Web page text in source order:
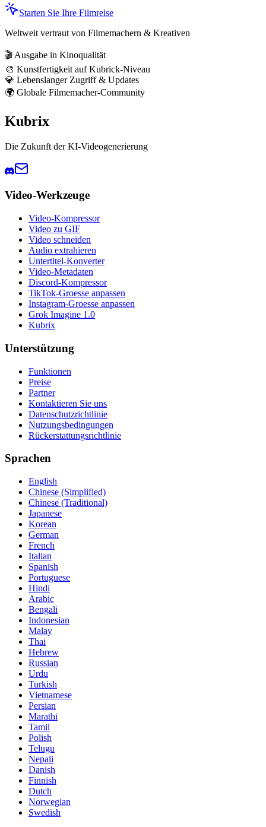
Starten Sie Ihre Filmreise
Weltweit vertraut von Filmemachern & Kreativen
🎬 Ausgabe in Kinoqualität
🎨 Kunstfertigkeit auf Kubrick-Niveau
💎 Lebenslanger Zugriff & Updates
🌍 Globale Filmemacher-Community
Kubrix
Die Zukunft der KI-Videogenerierung
Video-Werkzeuge
Video-Kompressor
Video zu GIF
Video schneiden
Audio extrahieren
Untertitel-Konverter
Video-Metadaten
Discord-Kompressor
TikTok-Groesse anpassen
Instagram-Groesse anpassen
Grok Imagine 1.0
Kubrix
Unterstützung
Funktionen
Preise
Partner
Kontaktieren Sie uns
Datenschutzrichtlinie
Nutzungsbedingungen
Rückerstattungsrichtlinie
Sprachen
English
Chinese (Simplified)
Chinese (Traditional)
Japanese
Korean
German
French
Italian
Spanish
Portuguese
Hindi
Arabic
Bengali
Indonesian
Malay
Thai
Hebrew
Russian
Urdu
Turkish
Vietnamese
Persian
Marathi
Tamil
Polish
Telugu
Nepali
Danish
Finnish
Dutch
Norwegian
Swedish